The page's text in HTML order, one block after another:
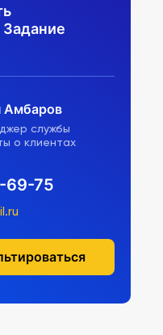
Задание
Амбаров
службы
о клиентах
69-75